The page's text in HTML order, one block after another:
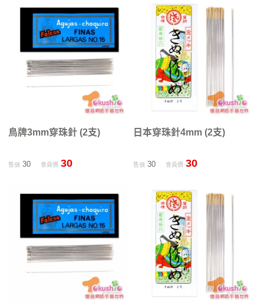
鳥牌3mm穿珠針 (2支)
售價30 會員價 30
日本穿珠針4mm (2支)
售價 30 會員價 30